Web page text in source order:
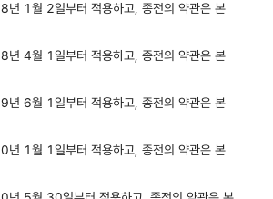
1월 2일부터 적용하고, 종전의 약관은 본
4월 1일부터 적용하고, 종전의 약관은 본
6월 1일부터 적용하고, 종전의 약관은 본
1월 1일부터 적용하고, 종전의 약관은 본